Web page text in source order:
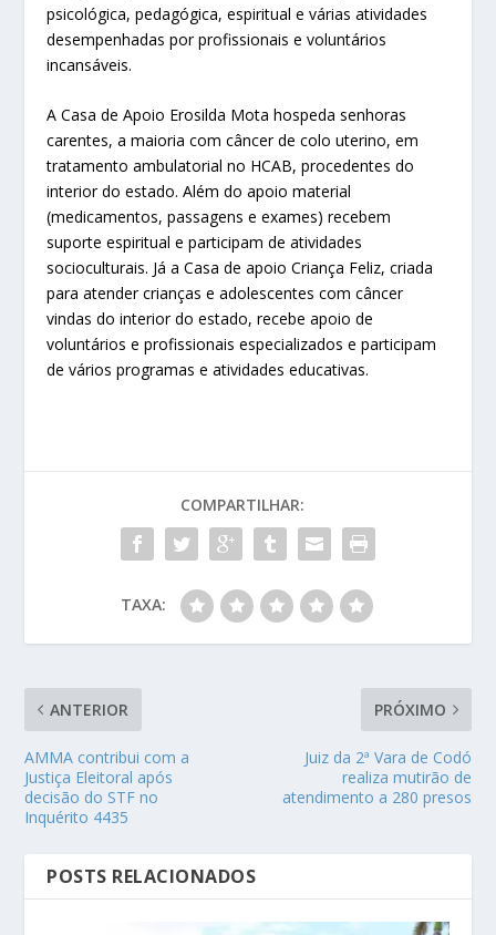
psicológica, pedagógica, espiritual e várias atividades
desempenhadas por profissionais e voluntários
incansáveis.
A Casa de Apoio Erosilda Mota hospeda senhoras
carentes, a maioria com câncer de colo uterino, em
tratamento ambulatorial no HCAB, procedentes do
interior do estado. Além do apoio material
(medicamentos, passagens e exames) recebem
suporte espiritual e participam de atividades
socioculturais. Já a Casa de apoio Criança Feliz, criada
para atender crianças e adolescentes com câncer
vindas do interior do estado, recebe apoio de
voluntários e profissionais especializados e participam
de vários programas e atividades educativas.
COMPARTILHAR:
TAXA:
ANTERIOR
AMMA contribui com a
Justiça Eleitoral após
decisão do STF no
Inquérito 4435
PRÓXIMO
Juiz da 2ª Vara de Codó
realiza mutirão de
atendimento a 280 presos
POSTS RELACIONADOS